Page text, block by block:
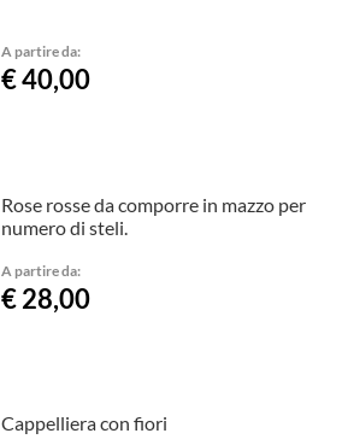
A partire da:
€ 40,00
Rose rosse da comporre in mazzo per
numero di steli.
A partire da:
€ 28,00
Cappelliera con fiori